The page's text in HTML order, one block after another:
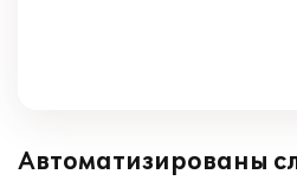
Автоматизированы